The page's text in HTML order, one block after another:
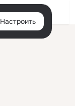
Настроить